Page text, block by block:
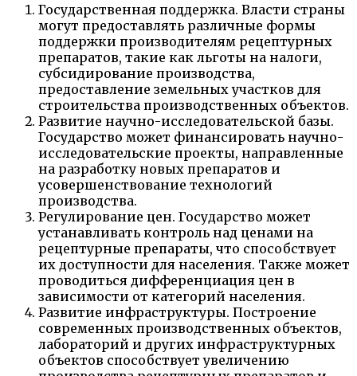
Государственная поддержка. Власти страны
могут предоставлять различные формы
поддержки производителям рецептурных
препаратов, такие как льготы на налоги,
субсидирование производства,
предоставление земельных участков для
строительства производственных объектов.
Развитие научно-исследовательской базы.
Государство может финансировать научно-
исследовательские проекты, направленные
на разработку новых препаратов и
усовершенствование технологий
производства.
Регулирование цен. Государство может
устанавливать контроль над ценами на
рецептурные препараты, что способствует
их доступности для населения. Также может
проводиться дифференциация цен в
зависимости от категорий населения.
Развитие инфраструктуры. Построение
современных производственных объектов,
лабораторий и других инфраструктурных
объектов способствует увеличению